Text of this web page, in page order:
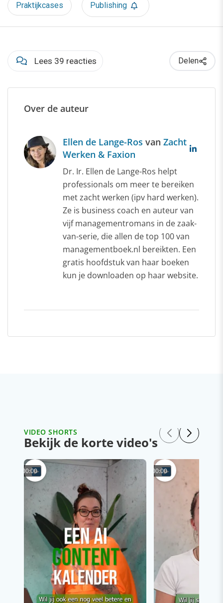
Praktijkcases Publishing
Lees 39 reacties Delen
Over de auteur
Ellen de Lange-Ros van Zacht
Werken & Faxion
Dr. Ir. Ellen de Lange-Ros helpt
professionals om meer te bereiken
met zacht werken (ipv hard werken).
Ze is business coach en auteur van
vijf managementromans in de zaak-
van-serie, die allen de top 100 van
managementboek.nl bereikten. Een
gratis hoofdstuk van haar boeken
kun je downloaden op haar website.
VIDEO SHORTS
Bekijk de korte video's
00:00 00:00